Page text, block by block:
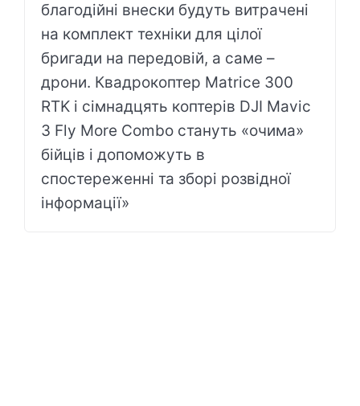
благодійні внески будуть витрачені
на комплект техніки для цілої
бригади на передовій, а саме –
дрони. Квадрокоптер Matrice 300
RTK і сімнадцять коптерів DJI Mavic
3 Fly More Combo стануть «очима»
бійців і допоможуть в
спостереженні та зборі розвідної
інформації»